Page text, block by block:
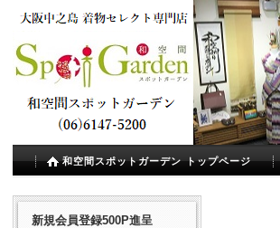
和空間スポットガーデン トップページ
新規会員登録500P進呈